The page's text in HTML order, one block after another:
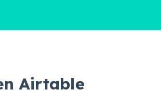
Airtable